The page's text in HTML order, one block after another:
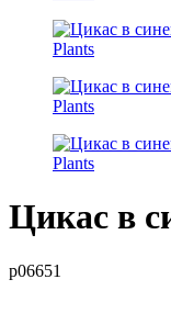
Цикас в
р06651